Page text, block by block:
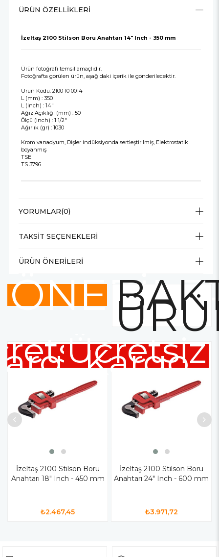
ÜRÜN ÖZELLIKLERI
İzeltaş 2100 Stilson Boru Anahtarı 14" Inch - 350 mm
Ürün fotoğrafı temsil amaçlıdır.
Fotoğrafta görülen ürün, aşağıdaki içerik ile gönderilecektir.
Ürün Kodu: 2100 10 0014
L (mm) : 350
L (inch) : 14"
Ağız Açıklığı (mm) : 50
Ölçü (inch) : 1 1/2"
Ağırlık (gr) : 1030
Krom vanadyum, Dişler indüksiyonda sertleştirilmiş, Elektrostatik
boyanmış
TSE
TS 3796
YORUMLAR(0)
TAKSIT SEÇENEKLERI
ÜRÜN ÖNERILERI
İzeltaş 2100 Stilson Boru
Anahtarı 18" Inch - 450 mm
₺2.467,45
İzeltaş 2100 Stilson Boru
Anahtarı 24" Inch - 600 mm
₺3.971,72
Ücretsiz
Kargo